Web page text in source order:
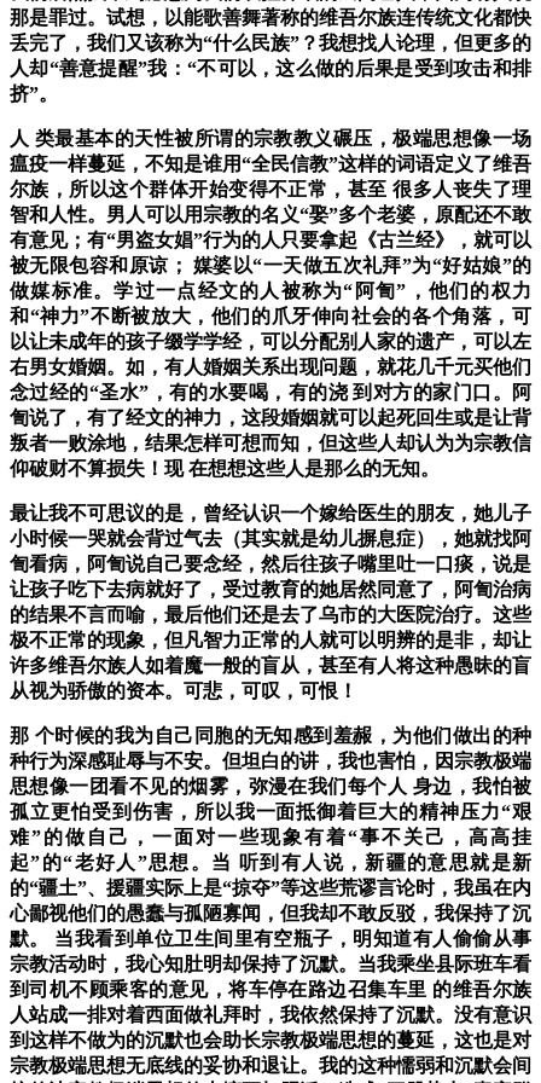
那是罪过。 试想，以能歌善舞著称的维吾尔族连传统文化都快
丢完了，我们又该称为“什么民族”？我想找人论理，但更多的
人却“善意提醒”我：“不可以，这么做的后果是受到攻击和排
挤”。
人 类最基本的天性被所谓的宗教教义碾压，极端思想像一场
瘟疫一样蔓延，不知是谁用“全民信教”这样的词语定义了维吾
尔族，所以这个群体开始变得不正常，甚至 很多人丧失了理
智和人性。男人可以用宗教的名义“娶”多个老婆，原配还不敢
有意见；有“男盗女娼”行为的人只要拿起《古兰经》，就可以
被无限包容和原谅； 媒婆以“一天做五次礼拜”为“好姑娘”的
做媒标准。学过一点经文的人被称为“阿訇”，他们的权力
和“神力”不断被放大，他们的爪牙伸向社会的各个角落，可
以让未成年的孩子缀学学经，可以分配别人家的遗产，可以左
右男女婚姻。如，有人婚姻关系出现问题，就花几千元买他们
念过经的“圣水”，有的水要喝，有的浇 到对方的家门口。阿
訇说了，有了经文的神力，这段婚姻就可以起死回生或是让背
叛者一败涂地，结果怎样可想而知，但这些人却认为为宗教信
仰破财不算损失！现 在想想这些人是那么的无知。
最让我不可思议的是，曾经认识一个嫁给医生的朋友， 她儿子
小时候一哭就会背过气去（其实就是幼儿摒息症），她就找阿
訇看病，阿訇说自己要念经，然后往孩子嘴里吐一口痰，说是
让孩子吃下去病就好了，受过教育的她居然同意了，阿訇治病
的结果不言而喻，最后他们还是去了乌市的大医院治疗。 这些
极不正常的现象，但凡智力正常的人就可以明辨的是非，却让
许多维吾尔族人如着魔一般的盲从，甚至有人将这种愚昧的盲
从视为骄傲的资本。可悲，可叹，可恨！
那 个时候的我为自己同胞的无知感到羞赧，为他们做出的种
种行为深感耻辱与不安。但坦白的讲，我也害怕，因宗教极端
思想像一团看不见的烟雾，弥漫在我们每个人 身边，我怕被
孤立更怕受到伤害，所以我一面抵御着巨大的精神压力“艰
难”的做自己，一面对一些现象有着“事不关己，高高挂
起”的“老好人”思想。 当 听到有人说，新疆的意思就是新
的“疆土”、援疆实际上是“掠夺”等这些荒谬言论时，我虽在内
心鄙视他们的愚蠢与孤陋寡闻，但我却不敢反驳，我保持了沉
默。 当我看到单位卫生间里有空瓶子，明知道有人偷偷从事
宗教活动时，我心知肚明却保持了沉默。当我乘坐县际班车看
到司机不顾乘客的意见，将车停在路边召集车里 的维吾尔族
人站成一排对着西面做礼拜时，我依然保持了沉默。 没有意识
到这样不做为的沉默也会助长宗教极端思想的蔓延，这也是对
宗教极端思想无底线的妥协和退让。 我的这种懦弱和沉默会间